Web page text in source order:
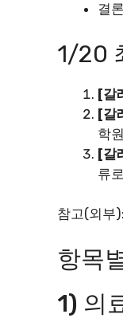
결
1/20
[갈
[갈
학
[갈
류
참고(외부
항목
1) 의